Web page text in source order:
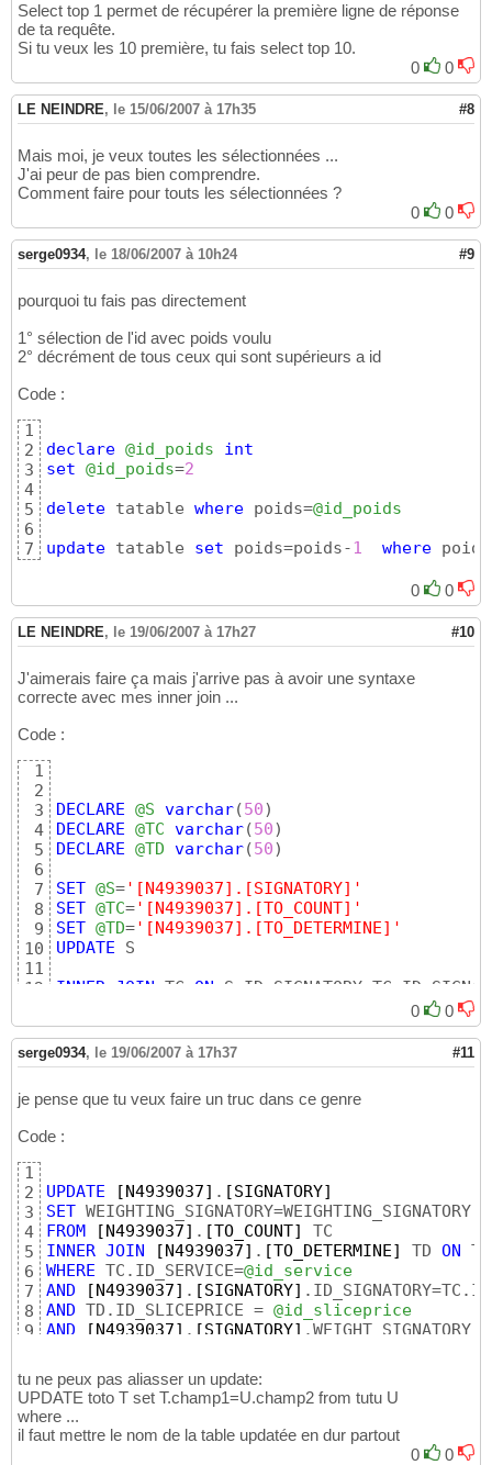
Select top 1 permet de récupérer la première ligne de réponse
de ta requête.
Si tu veux les 10 première, tu fais select top 10.
0
0
LE NEINDRE, le 15/06/2007 à 17h35 #8
Mais moi, je veux toutes les sélectionnées ...
J'ai peur de pas bien comprendre.
Comment faire pour touts les sélectionnées ?
0
0
serge0934, le 18/06/2007 à 10h24 #9
pourquoi tu fais pas directement
1° sélection de l'id avec poids voulu
2° décrément de tous ceux qui sont supérieurs a id
Code :
1
2
3
4
5
6
7
declare @id_poids
int
set @id_poids=2
delete tatable where poids=@id_poids
update tatable set poids=poids-1 where
0 0
LE NEINDRE, le 19/06/2007 à 17h27 #10
J'aimerais faire ça mais j'arrive pas à avoir une syntaxe
correcte avec mes inner join ...
Code :
1
2
3
4
5
6
7
8
9
10
11
12
14
15
16
18
DECLARE @S varchar(50)
DECLARE @TC varchar(50)
DECLARE @TD varchar(50)
SET @S='[N4939037].[SIGNATORY]'
SET @TC='[N4939037].[TO_COUNT]'
SET @TD='[N4939037].[TO_DETERMINE]'
UPDATE S
INNER
JOIN TC ON
SET
WHERE TC.ID_SERVICE=@id_service
AND S.WEIGHT_SIGNATORY >
0 0
serge0934, le 19/06/2007 à 17h37 #11
je pense que tu veux faire un truc dans ce genre
Code :
1
2
3
4
5
6
7
8
9
UPDATE [N4939037] . [SIGNATORY]
SET
FROM
[N4939037] . [TO_COUNT]
INNER JOIN [N4939037] . [TO_DETERMINE] TD ON
WHERE TC.ID_SERVICE=@id_service
AND
[N4939037] . [SIGNATORY]
AND TD.ID_SLICEPRICE = @id_sliceprice
AND
[N4939037] . [SIGNATORY] .WEIGHT_SIGNATORY
tu ne peux pas aliasser un update:
UPDATE toto T set T.champ1=U.champ2 from tutu U
where ...
il faut mettre le nom de la table updatée en dur partout
0
0